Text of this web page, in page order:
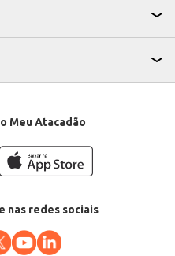
Meu Atacadão
nas redes sociais